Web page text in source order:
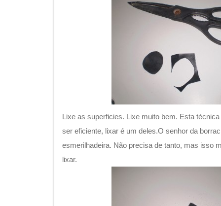
Lixe as superficies. Lixe muito bem. Esta
ser eficiente, lixar é um deles.O senhor da
esmerilhadeira. Não precisa de tanto, mas isso
lixar.